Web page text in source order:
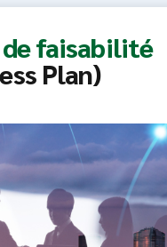
faisabilité
Plan)